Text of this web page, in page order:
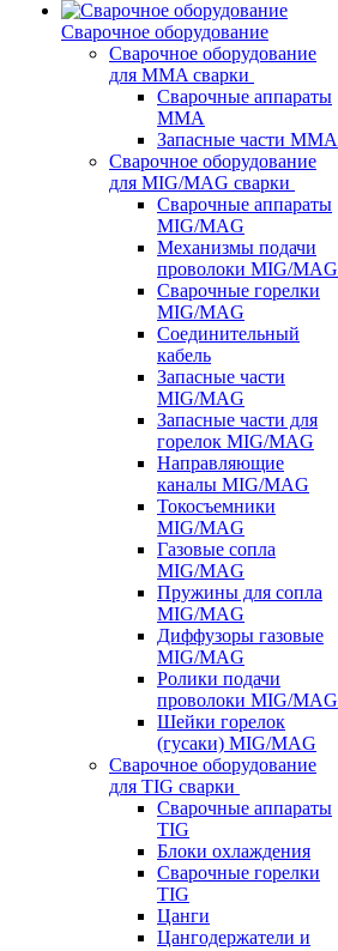
Сварочное оборудование
Сварочное оборудование
для MMA сварки
Сварочные аппараты
MMA
Запасные части MMA
Сварочное оборудование
для MIG/MAG сварки
Сварочные аппараты
MIG/MAG
Механизмы подачи
проволоки MIG/MAG
Сварочные горелки
MIG/MAG
Соединительный
кабель
Запасные части
MIG/MAG
Запасные части для
горелок MIG/MAG
Направляющие
каналы MIG/MAG
Токосъемники
MIG/MAG
Газовые сопла
MIG/MAG
Пружины для сопла
MIG/MAG
Диффузоры газовые
MIG/MAG
Ролики подачи
проволоки MIG/MAG
Шейки горелок
(гусаки) MIG/MAG
Сварочное оборудование
для TIG сварки
Сварочные аппараты
TIG
Блоки охлаждения
Сварочные горелки
TIG
Цанги
Цангодержатели и